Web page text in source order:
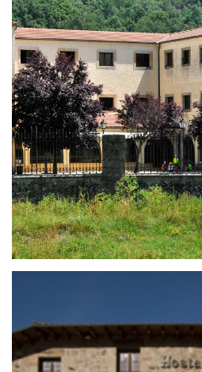
11 de enero de
ALBERGUE